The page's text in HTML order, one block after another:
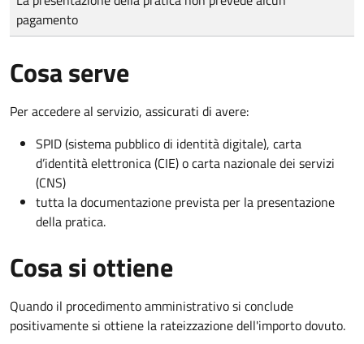
pagamento
Cosa serve
Per accedere al servizio, assicurati di avere:
SPID (sistema pubblico di identità digitale), carta
d’identità elettronica (CIE) o carta nazionale dei servizi
(CNS)
tutta la documentazione prevista per la presentazione
della pratica.
Cosa si ottiene
Quando il procedimento amministrativo si conclude
positivamente si ottiene la rateizzazione dell'importo dovuto.